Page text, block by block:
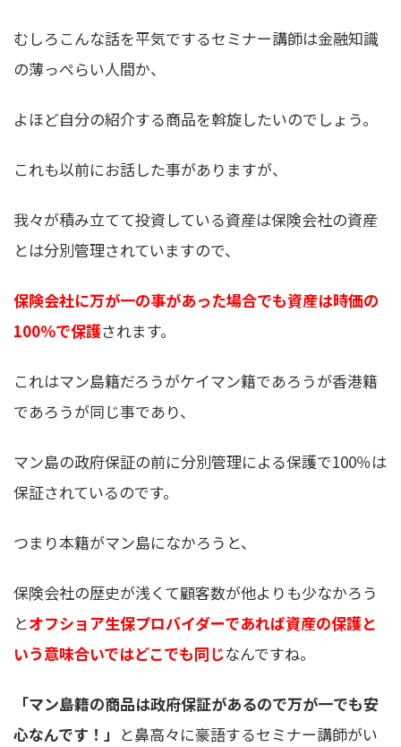
むしろこんな話を平気でするセミナー講師は金融知識
の薄っぺらい人間か、
よほど自分の紹介する商品を斡旋したいのでしょう。
これも以前にお話した事がありますが、
我々が積み立てて投資している資産は保険会社の資産
とは分別管理されていますので、
保険会社に万が一の事があった場合でも資産は時価の
100％で保護されます。
これはマン島籍だろうがケイマン籍であろうが香港籍
であろうが同じ事であり、
マン島の政府保証の前に分別管理による保護で100％は
保証されているのです。
つまり本籍がマン島になかろうと、
保険会社の歴史が浅くて顧客数が他よりも少なかろう
とオフショア生保プロバイダーであれば資産の保護と
いう意味合いではどこでも同じなんですね。
「マン島籍の商品は政府保証があるので万が一でも安
心なんです！」 と鼻高々に豪語するセミナー講師がい